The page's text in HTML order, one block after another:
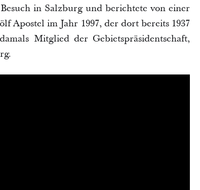
in Salzburg und berichtete von einer
Apostel im Jahr 1997, der dort bereits 1937
Mitglied der Gebietspräsidentschaft,